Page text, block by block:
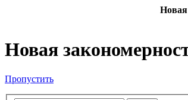
Новая
Пропустить